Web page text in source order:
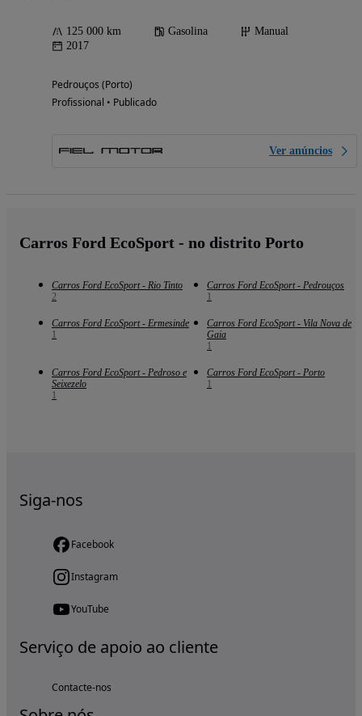
125 000 km Gasolina
Manual
2017
Pedrouços (Porto)
Profissional • Publicado
Ver anúncios
Carros Ford EcoSport - no distrito Porto
Carros Ford EcoSport - Rio Tinto
2
Carros Ford EcoSport - Pedrouços
1
Carros Ford EcoSport - Ermesinde
1
Carros Ford EcoSport - Vila Nova de
Gaia
1
Carros Ford EcoSport - Pedroso e
Seixezelo
1
Carros Ford EcoSport - Porto
1
Siga-nos
Facebook
Instagram
YouTube
Serviço de apoio ao cliente
Contacte-nos